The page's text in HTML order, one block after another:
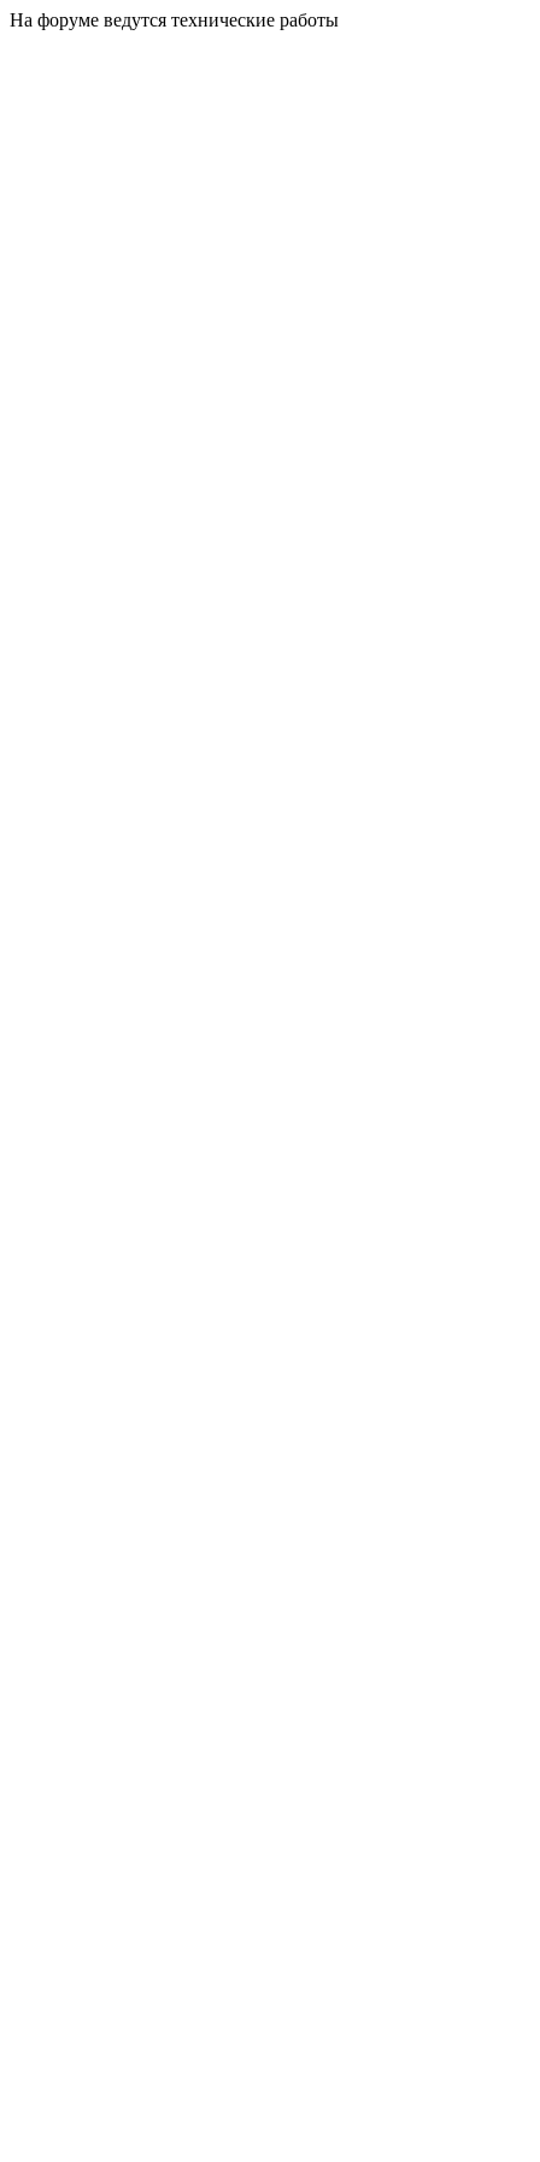
На форуме ведутся технические работы